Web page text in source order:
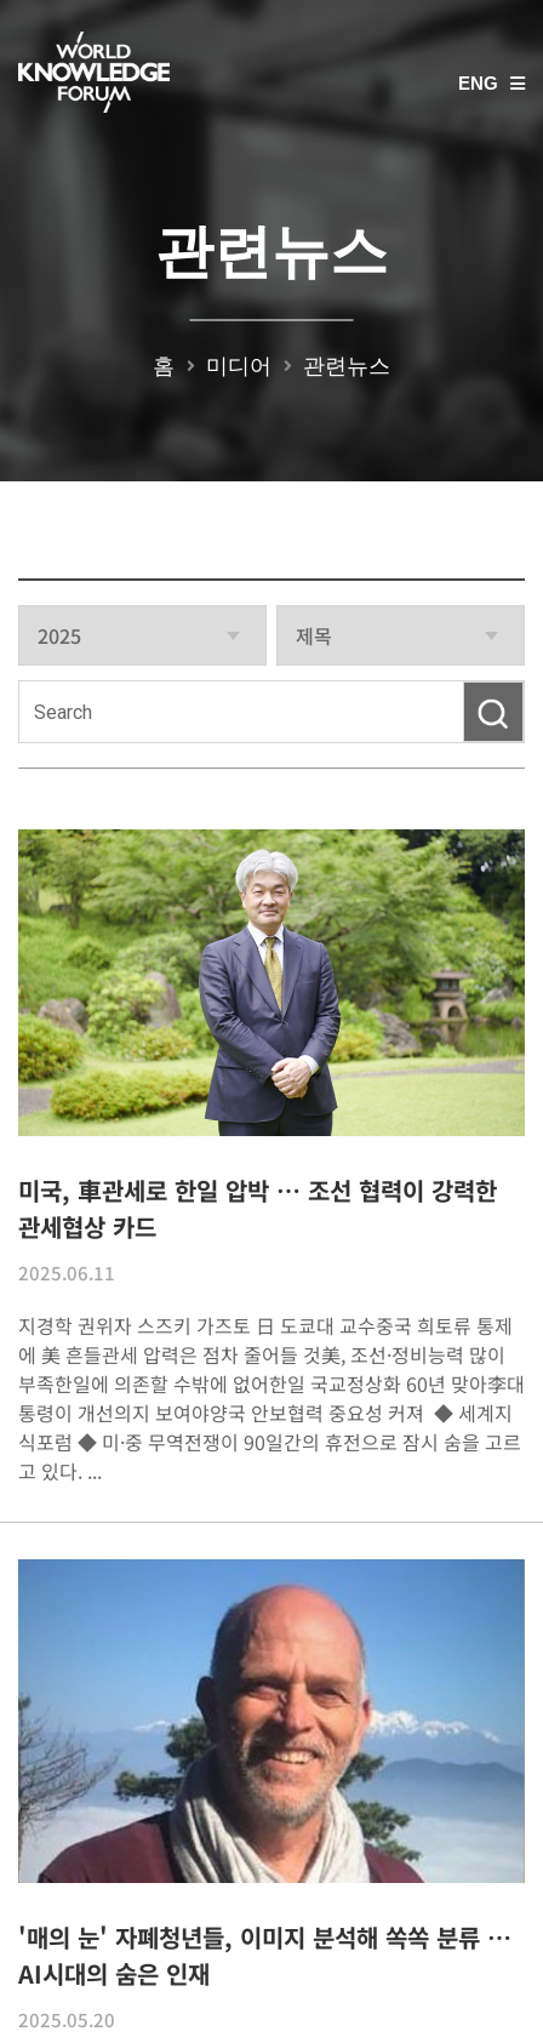
ENG
관련뉴스
홈 미디어 관련뉴스
미국, 車관세로 한일 압박 … 조선 협력이 강력한
관세협상 카드
2025.06.11
지경학 권위자 스즈키 가즈토 日 도쿄대 교수중국 희토류 통제
에 美 흔들관세 압력은 점차 줄어들 것美, 조선·정비능력 많이
부족한일에 의존할 수밖에 없어한일 국교정상화 60년 맞아李대
통령이 개선의지 보여야양국 안보협력 중요성 커져 ◆ 세계지
식포럼 ◆ 미·중 무역전쟁이 90일간의 휴전으로 잠시 숨을 고르
고 있다. ...
'매의 눈' 자폐청년들, 이미지 분석해 쏙쏙 분류 …
AI시대의 숨은 인재
2025.05.20